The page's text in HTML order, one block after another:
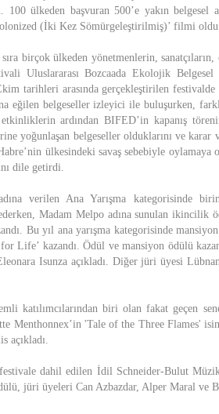
100 ülkeden başvuran 500’e yakın belgesel
(İki Kez Sömürgeleştirilmiş)’ filmi
birçok ülkeden yönetmenlerin,
Uluslararası Bozcaada Ekolojik
tarihleri arasında gerçekleştirilen
eğilen belgeseller izleyici ile buluşurken,
ardından BIFED’in kapanış
yoğunlaşan belgeseller olduklarını ve
ülkesindeki savaş sebebiyle oylamaya
dile getirdi.
verilen Ana Yarışma kategorisinde
Madam Melpo adına sunulan ikincilik
Bu yıl ana yarışma kategorisinde
Life’ kazandı. Ödül ve mansiyon ödülü
Isunza açıkladı. Diğer jüri üyesi
katılımcılarından biri olan fakat geçen
Menthonnex’in 'Tale of the Three Flames'
açıkladı.
dahil edilen İdil Schneider-Bulut
jüri üyeleri Can Azbazdar, Alper Maral ve